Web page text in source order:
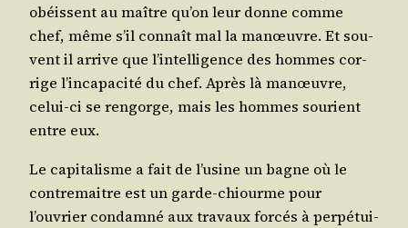
obéissent au maître qu’on leur donne comme
chef, même s’il connaît mal la manœuvre. Et sou­
vent il arrive que l’intelligence des hommes cor­
rige l’incapacité du chef. Après là manœuvre,
celui-ci se ren­gorge, mais les hommes sou­rient
entre eux.
Le capi­ta­lisme a fait de l’usine un bagne où le
contre­maitre est un garde-chiourme pour
l’ouvrier condam­né aux tra­vaux for­cés à per­pé­tui­